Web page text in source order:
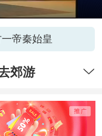
帝秦始皇
郊游